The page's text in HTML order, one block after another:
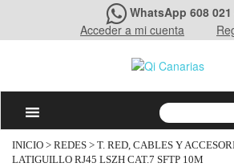
WhatsApp 608 021
Acceder a mi cuenta
INICIO > REDES > T. RED, CABLES Y
LATIGUILLO RJ45 LSZH CAT.7 SFTP 10M